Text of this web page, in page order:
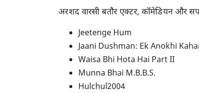
अरशद वारसी बतौर एक्टर, कॉमेडियन और
Jeetenge Hum
Jaani Dushman: Ek Anokhi
Waisa Bhi Hota Hai Part II
Munna Bhai M.B.B.S.
Hulchul2004